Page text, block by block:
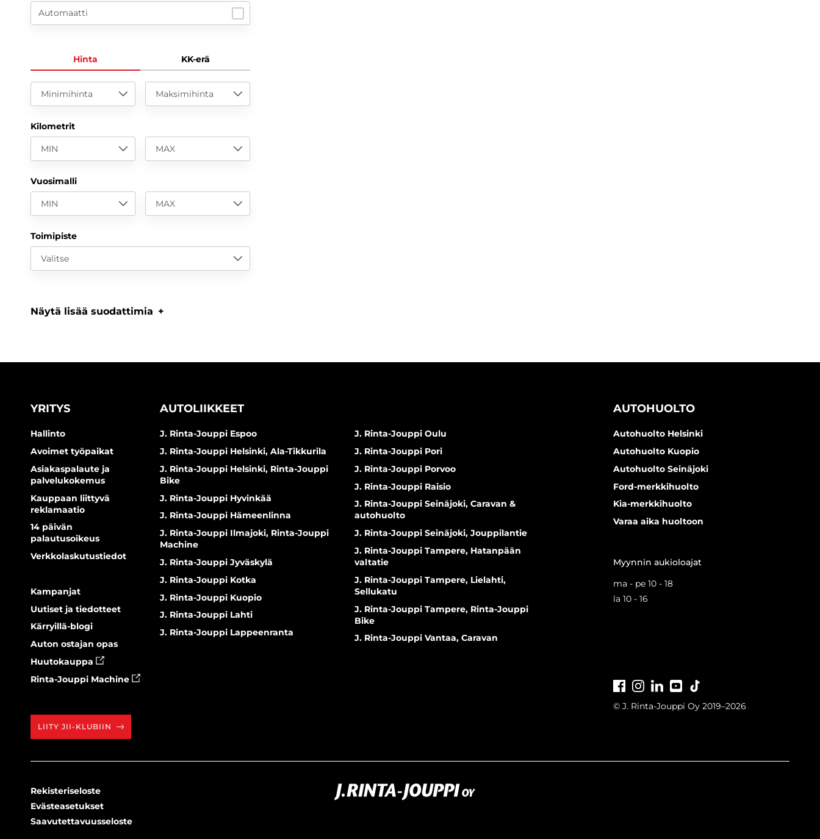
Automaatti
Hinta KK-erä
Minimihinta Maksimihinta
Kilometrit
MIN MAX
Vuosimalli
MIN MAX
Toimipiste
Valitse
Näytä lisää suodattimia
YRITYS
Hallinto
Avoimet työpaikat
Asiakaspalaute ja
palvelukokemus
Kauppaan liittyvä
reklamaatio
14 päivän
palautusoikeus
Verkkolaskutustiedot
Kampanjat
Uutiset ja tiedotteet
Kärryillä-blogi
Auton ostajan opas
Huutokauppa
Rinta-Jouppi Machine
AUTOLIIKKEET
J. Rinta-Jouppi Espoo
J. Rinta-Jouppi Helsinki, Ala-Tikkurila
J. Rinta-Jouppi Helsinki, Rinta-Jouppi
Bike
J. Rinta-Jouppi Hyvinkää
J. Rinta-Jouppi Hämeenlinna
J. Rinta-Jouppi Ilmajoki, Rinta-Jouppi
Machine
J. Rinta-Jouppi Jyväskylä
J. Rinta-Jouppi Kotka
J. Rinta-Jouppi Kuopio
J. Rinta-Jouppi Lahti
J. Rinta-Jouppi Lappeenranta
J. Rinta-Jouppi Oulu
J. Rinta-Jouppi Pori
J. Rinta-Jouppi Porvoo
J. Rinta-Jouppi Raisio
J. Rinta-Jouppi Seinäjoki, Caravan &
autohuolto
J. Rinta-Jouppi Seinäjoki, Jouppilantie
J. Rinta-Jouppi Tampere, Hatanpään
valtatie
J. Rinta-Jouppi Tampere, Lielahti,
Sellukatu
J. Rinta-Jouppi Tampere, Rinta-Jouppi
Bike
J. Rinta-Jouppi Vantaa, Caravan
AUTOHUOLTO
Autohuolto Helsinki
Autohuolto Kuopio
Autohuolto Seinäjoki
Ford-merkkihuolto
Kia-merkkihuolto
Varaa aika huoltoon
Myynnin aukioloajat
ma - pe 10 - 18
la 10 - 16
FacebookInstagramLinkedInYoutube
© J. Rinta-Jouppi Oy 2019–2026
LIITY JII-KLUBIIN
Rekisteriseloste
Evästeasetukset
Saavutettavuusseloste